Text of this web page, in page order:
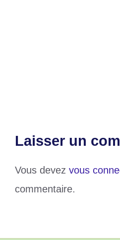
Laisser un
Vous devez vous
commentaire.